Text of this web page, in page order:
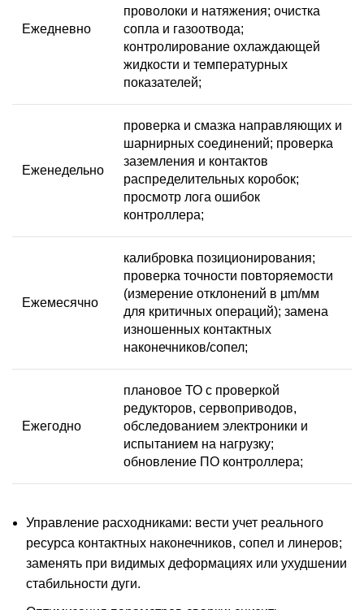
Ежедневно
проволоки и натяжения; очистка
сопла и газоотвода;
контролирование охлаждающей
жидкости и температурных
показателей;
Еженедельно
проверка и смазка направляющих и
шарнирных соединений; проверка
заземления и контактов
распределительных коробок;
просмотр лога ошибок
контроллера;
Ежемесячно
калибровка позиционирования;
проверка точности повторяемости
(измерение отклонений в µm/мм
для критичных операций); замена
изношенных контактных
наконечников/сопел;
Ежегодно
плановое ТО с проверкой
редукторов, сервоприводов,
обследованием электроники и
испытанием на нагрузку;
обновление ПО контроллера;
Управление расходниками: вести учет реального
ресурса контактных наконечников, сопел и линеров;
заменять при видимых деформациях или ухудшении
стабильности дуги.